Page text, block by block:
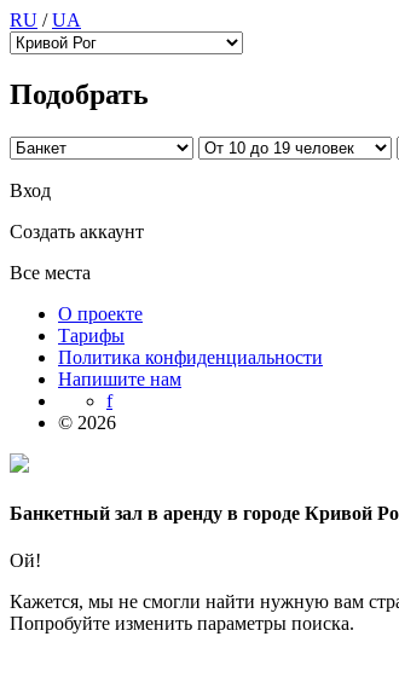
RU /UA
Подобрать
Вход
Создать аккаунт
Все места
О проекте
Тарифы
Политика конфиденциальности
Напишите нам
f
© 2026
Банкетный зал в аренду в городе Кривой
Ой!
Кажется, мы не смогли найти нужную вам
Попробуйте изменить параметры поиска.